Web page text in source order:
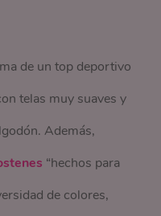
de un top deportivo
telas muy suaves y
Además,
“hechos para
de colores,